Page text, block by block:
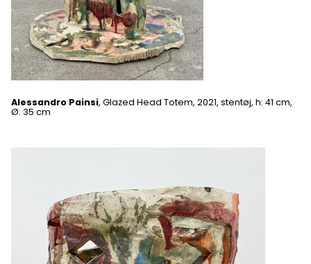
Alessandro Painsi, Glazed Head Totem, 2021, stentøj, h: 41 cm,
Ø: 35 cm